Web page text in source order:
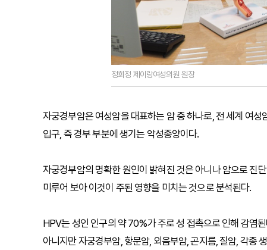
정희정 제이랑여성의원 원장
자궁경부암은 여성암을 대표하는 암 중 하나로, 전 세계 여
입구, 즉 경부 부분에 생기는 악성종양이다.
자궁경부암의 명확한 원인이 밝혀진 것은 아니나 암으로
미루어 보아 이것이 주된 영향을 미치는 것으로 분석된다.
HPV는 성인 인구의 약 70%가 주로 성 접촉으로 인해 감염
아니지만 자궁경부암, 항문암, 외음부암, 곤지름, 질암, 각종